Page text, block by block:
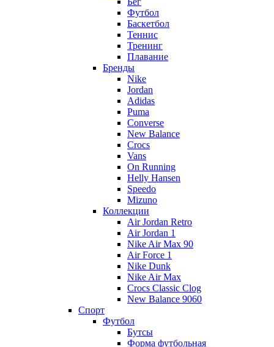
Футбол
Баскетбол
Теннис
Тренинг
Плавание
Бренды
Nike
Jordan
Adidas
Puma
Converse
New Balance
Crocs
Vans
On Running
Helly Hansen
Speedo
Mizuno
Коллекции
Air Jordan Retro
Air Jordan 1
Nike Air Max 90
Air Force 1
Nike Dunk
Nike Air Max
Crocs Classic Clog
New Balance 9060
Спорт
Футбол
Бутсы
Форма футбольная